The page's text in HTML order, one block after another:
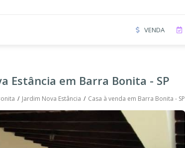
VENDA
Estância em Barra Bonita - SP
Jardim Nova Estância Casa à venda em Barra Bonita - SP